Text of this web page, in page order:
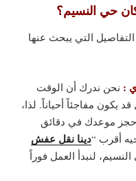
حي النسيم؟
التي يبحث عنها
: نحن ندرك أن الوقت
يكون مفاجئاً أحياناً. لذا،
حجز موعدك في دقائق
أقرب “دينا نقل عفش
لنبدأ العمل فوراً